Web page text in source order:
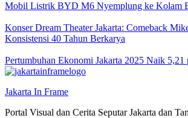
Mobil Listrik BYD M6 Nyemplung ke Kolam
Konser Dream Theater Jakarta: Comeback
Konsistensi 40 Tahun Berkarya
Pertumbuhan Ekonomi Jakarta 2025 Naik 5,21
Jakarta In Frame
Portal Visual dan Cerita Seputar Jakarta dan